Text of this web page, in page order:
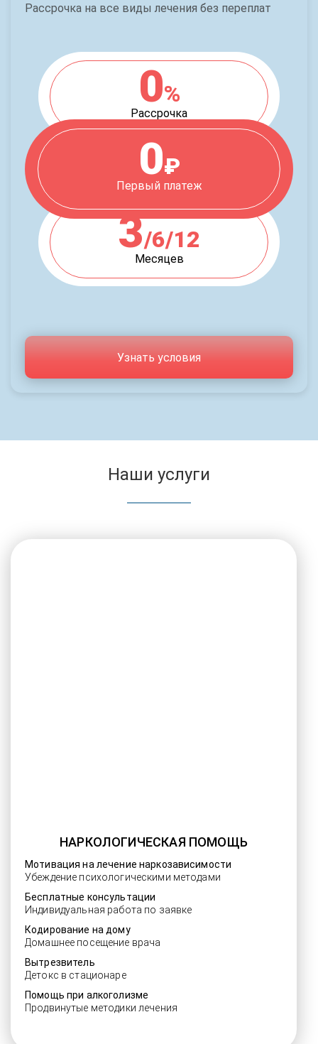
Рассрочка на все виды лечения без переплат
0%
Рассрочка
0₽
Первый платеж
3/6/12
Месяцев
Узнать условия
Наши услуги
НАРКОЛОГИЧЕСКАЯ ПОМОЩЬ
Мотивация на лечение наркозависимости
Убеждение психологическими методами
Бесплатные консультации
Индивидуальная работа по заявке
Кодирование на дому
Домашнее посещение врача
Вытрезвитель
Детокс в стационаре
Помощь при алкоголизме
Продвинутые методики лечения